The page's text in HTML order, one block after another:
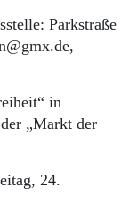
Parkstraße
in
„Markt der
24.